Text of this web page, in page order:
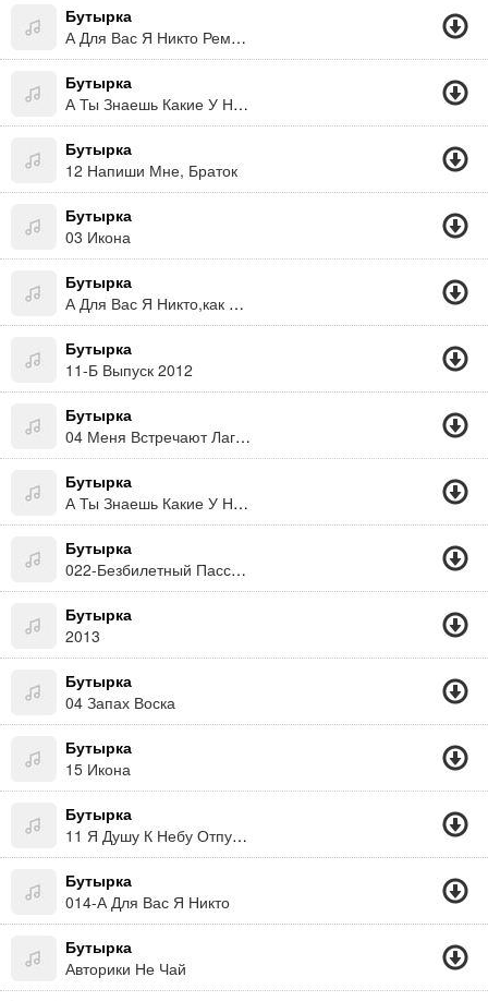
Бутырка
А Для Вас Я Никто Ремикс
Бутырка
А Ты Знаешь Какие У Нас Северные Ветры...
Бутырка
12 Напиши Мне, Браток
Бутырка
03 Икона
Бутырка
А Для Вас Я Никто,как И Вы Для Меня
Бутырка
11-Б Выпуск 2012
Бутырка
04 Меня Встречают Лагеря
Бутырка
А Ты Знаешь Какие У Нас Северные Ветры
Бутырка
022-Безбилетный Пассажир
Бутырка
2013
Бутырка
04 Запах Воска
Бутырка
15 Икона
Бутырка
11 Я Душу К Небу Отпущу
Бутырка
014-А Для Вас Я Никто
Бутырка
Авторики Не Чай